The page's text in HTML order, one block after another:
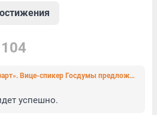
104
«В любом человеке есть азарт». Вице-спикер Госдумы предложил повышать рождаемость через лотереи
успешно.